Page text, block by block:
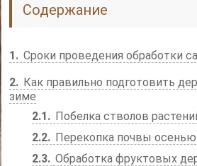
Содержание
1
Сроки проведения обработки
2
Как правильно подготовить
зиме
2.1
Побелка стволов
2.2
Перекопка почвы осенью
2.3 Обработка фруктовых